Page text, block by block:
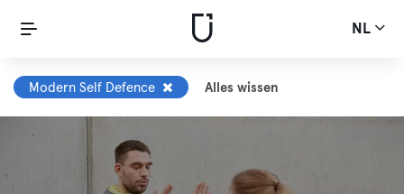
NL
Modern Self Defence Alles wissen